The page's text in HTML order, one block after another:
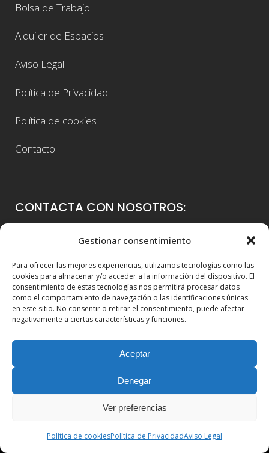
Gestionar consentimiento
Para ofrecer las mejores experiencias, utilizamos tecnologías como las
cookies para almacenar y/o acceder a la información del dispositivo. El
consentimiento de estas tecnologías nos permitirá procesar datos
como el comportamiento de navegación o las identificaciones únicas
en este sitio. No consentir o retirar el consentimiento, puede afectar
negativamente a ciertas características y funciones.
Aceptar
Denegar
Ver preferencias
Política de cookiesPolítica de PrivacidadAviso Legal
Bolsa de Trabajo
Alquiler de Espacios
Aviso Legal
Política de Privacidad
Política de cookies
Contacto
CONTACTA CON NOSOTROS:
Colegio Guadalaviar
46021 Valencia
96 339 36 00
info@colegioguadalaviar.es
desarrollada por LolUp Online Marketing